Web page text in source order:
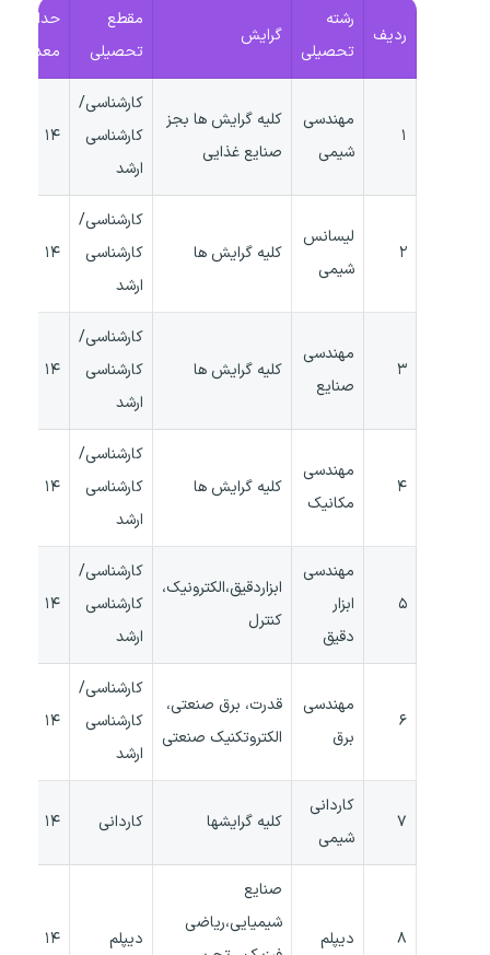
ردیف
رشته
تحصیلی
گرایش
مقطع
تحصیلی
حداقل
معدل
۱
مهندسی
شیمی
کلیه گرایش ها بجز
صنایع غذایی
کارشناسی/
کارشناسی
ارشد
۱۴
۲
لیسانس
شیمی
کلیه گرایش ها
کارشناسی/
کارشناسی
ارشد
۱۴
۳
مهندسی
صنایع
کلیه گرایش ها
کارشناسی/
کارشناسی
ارشد
۱۴
۴
مهندسی
مکانیک
کلیه گرایش ها
کارشناسی/
کارشناسی
ارشد
۱۴
۵
مهندسی
ابزار
دقیق
ابزاردقیق،الکترونیک،
کنترل
کارشناسی/
کارشناسی
ارشد
۱۴
۶
مهندسی
برق
قدرت، برق صنعتی،
الکتروتکنیک صنعتی
کارشناسی/
کارشناسی
ارشد
۱۴
۷
کاردانی
شیمی
کلیه گرایشها کاردانی ۱۴
۸ دیپلم
صنایع
شیمیایی،ریاضی
دیپلم ۱۴